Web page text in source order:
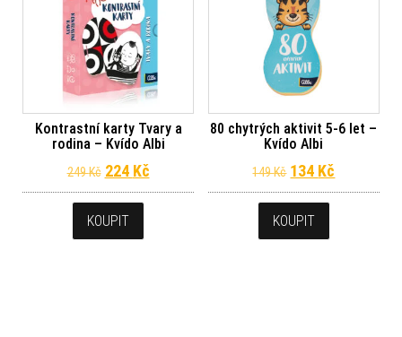
Kontrastní karty Tvary a
rodina – Kvído Albi
249Kč Původní cena byla: 249 Kč.
224 KčAktuální cena je: 224 Kč.
KOUPIT
80 chytrých aktivit 5-6 let –
Kvído Albi
149Kč Původní cena
134 Kč
KOUPIT